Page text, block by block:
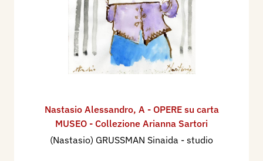
Nastasio Alessandro, A - OPERE su carta
MUSEO - Collezione Arianna Sartori
(Nastasio) GRUSSMAN Sinaida - studio